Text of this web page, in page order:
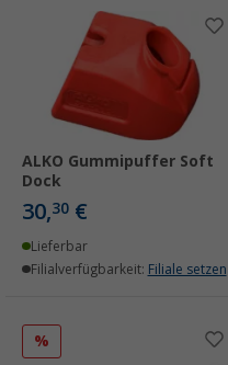
ALKO Gummipuffer Soft
Dock
30,30 €
Lieferbar
Filialverfügbarkeit: Filiale setzen
%